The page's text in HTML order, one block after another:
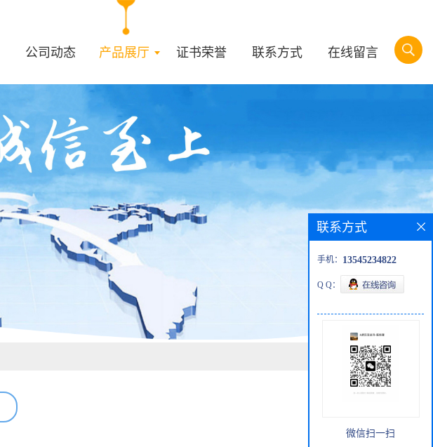
公司动态 产品展厅 证书荣誉 联系方式 在线留言
联系方式
手机： 13545234822
Q Q：
微信扫一扫